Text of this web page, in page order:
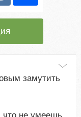
замутить